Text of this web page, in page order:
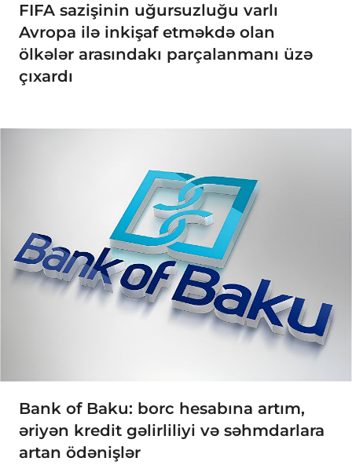
FIFA sazişinin uğursuzluğu varlı
Avropa ilə inkişaf etməkdə olan
ölkələr arasındakı parçalanmanı üzə
çıxardı
Bank of Baku: borc hesabına artım,
əriyən kredit gəlirliliyi və səhmdarlara
artan ödənişlər